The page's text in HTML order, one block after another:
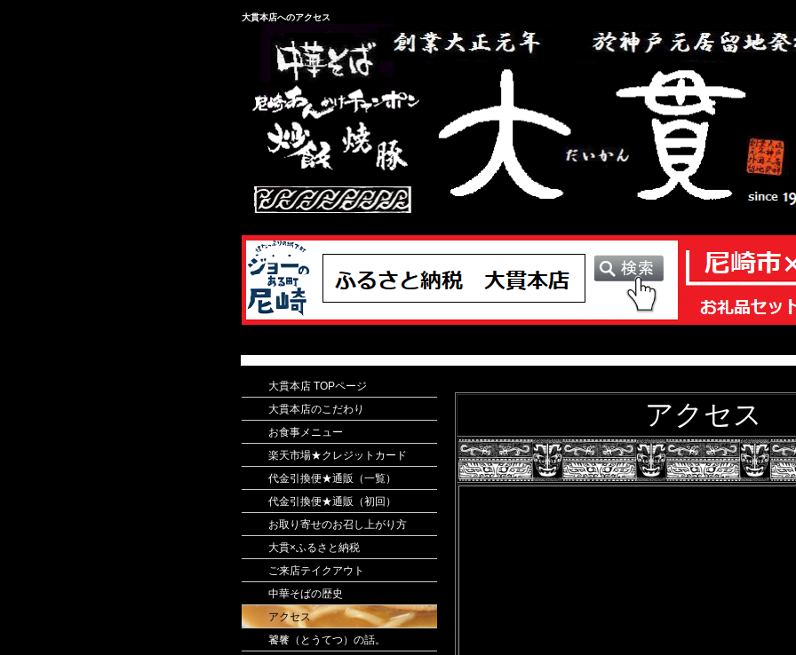
大貫本店へのアクセス
アクセス
大貫本店 TOPページ
大貫本店のこだわり
お食事メニュー
楽天市場★クレジットカード
代金引換便★通販（一覧）
代金引換便★通販（初回）
お取り寄せのお召し上がり方
大貫×ふるさと納税
ご来店テイクアウト
中華そばの歴史
アクセス
饕餮（とうてつ）の話。